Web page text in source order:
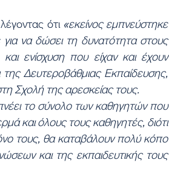
ότι «εκείνος εμπνεύστηκε
για να δώσει τη δυνατότητα στους
ενίσχυση που είχαν και έχουν
Δευτεροβάθμιας Εκπαίδευσης,
Σχολή της αρεσκείας τους.
το σύνολο των καθηγητών που
και όλους τους καθηγητές, διότι
τους, θα καταβάλουν πολύ κόπο
και της εκπαιδευτικής τους